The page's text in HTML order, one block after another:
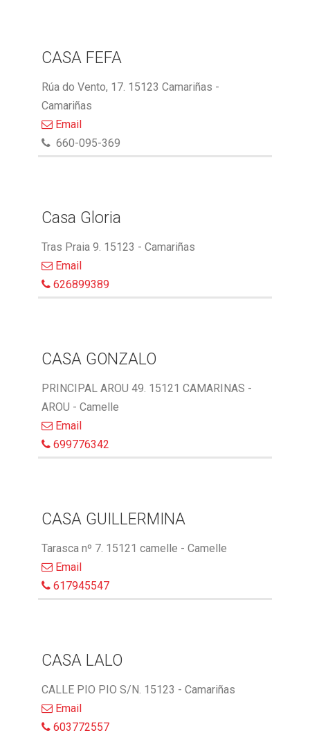
CASA FEFA
Rúa do Vento, 17. 15123 Camariñas -
Camariñas
Email
660-095-369
Casa Gloria
Tras Praia 9. 15123 - Camariñas
Email
626899389
CASA GONZALO
PRINCIPAL AROU 49. 15121 CAMARINAS -
AROU - Camelle
Email
699776342
CASA GUILLERMINA
Tarasca nº 7. 15121 camelle - Camelle
Email
617945547
CASA LALO
CALLE PIO PIO S/N. 15123 - Camariñas
Email
603772557